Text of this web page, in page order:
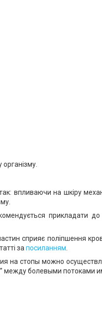
впливаючи на шкіру
прикладати
сприяє поліпшення
за посиланням
на стопы можно
болевыми потоками